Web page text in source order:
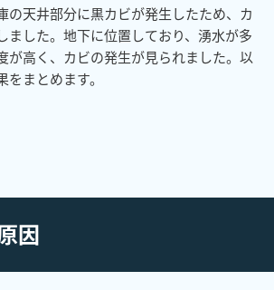
の天井部分に黒カビが発生したため、カ
ました。地下に位置しており、湧水が多
が高く、カビの発生が見られました。以
まとめます。
因